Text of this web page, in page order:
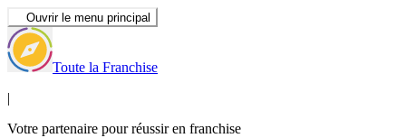
Ouvrir le menu principal
Toute la Franchise
|
Votre partenaire pour réussir en franchise